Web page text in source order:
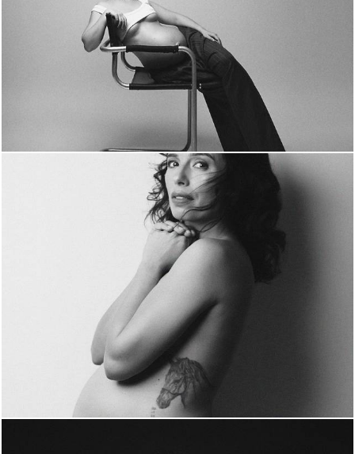
195 0
173